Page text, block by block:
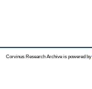
Corvinus Research Archive is powered by